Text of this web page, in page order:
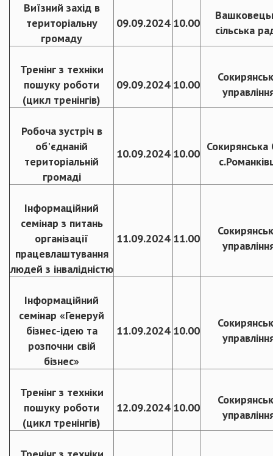
Виїзний захід в
територіальну
громаду
09.09.2024 10.00
сільська
Тренінг з техніки
пошуку роботи
(цикл тренінгів)
09.09.2024 10.00
Робоча зустріч в
об'єднаній
територіальній
громаді
10.09.2024 10.00
Сокирянська
Інформаційний
семінар з питань
організації
працевлаштування
людей з інвалідністю
11.09.2024 11.00
Інформаційний
семінар «Генеруй
бізнес-ідею та
розпочни свій
бізнес»
11.09.2024 10.00
Тренінг з техніки
пошуку роботи
(цикл тренінгів)
12.09.2024 10.00